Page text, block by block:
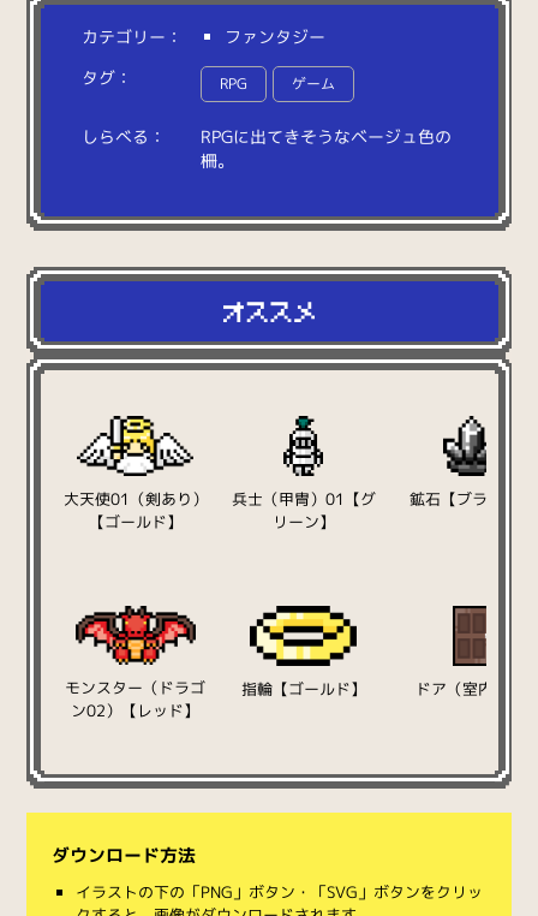
カテゴリー：
ファンタジー
タグ：
RPG ゲーム
しらべる： RPGに出てきそうなベージュ色の
柵。
大天使01（剣あり）
【ゴールド】
兵士（甲冑）01【グ
リーン】
鉱石【ブラック】
モンスター（ドラゴ
ン02）【レッド】
指輪【ゴールド】 ドア（室内）02
ダウンロード方法
イラストの下の「PNG」ボタン・「SVG」ボタンをクリッ